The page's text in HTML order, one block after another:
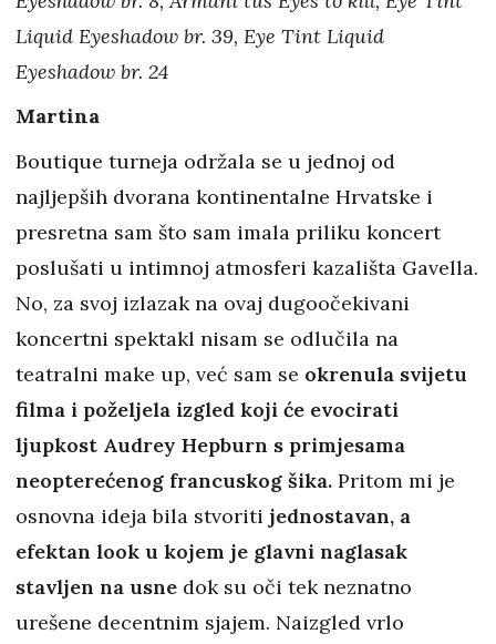
Liquid Eyeshadow br. 39, Eye Tint Liquid
Eyeshadow br. 24
Martina
Boutique turneja održala se u jednoj od
najljepših dvorana kontinentalne Hrvatske i
presretna sam što sam imala priliku koncert
poslušati u intimnoj atmosferi kazališta Gavella.
No, za svoj izlazak na ovaj dugoočekivani
koncertni spektakl nisam se odlučila na
teatralni make up, već sam se okrenula svijetu
filma i poželjela izgled koji će evocirati
ljupkost Audrey Hepburn s primjesama
neopterećenog francuskog šika. Pritom mi je
osnovna ideja bila stvoriti jednostavan, a
efektan look u kojem je glavni naglasak
stavljen na usne dok su oči tek neznatno
urešene decentnim sjajem. Naizgled vrlo